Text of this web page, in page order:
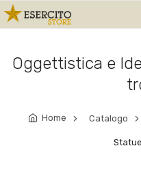
Oggettistica e
Home Catalogo